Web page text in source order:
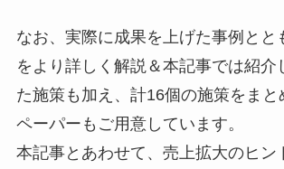
なお、実際に成果を上げた事例とと
をより詳しく解説＆本記事では紹介
た施策も加え、計16個の施策をまと
ペーパーもご用意しています。
本記事とあわせて、売上拡大のヒン